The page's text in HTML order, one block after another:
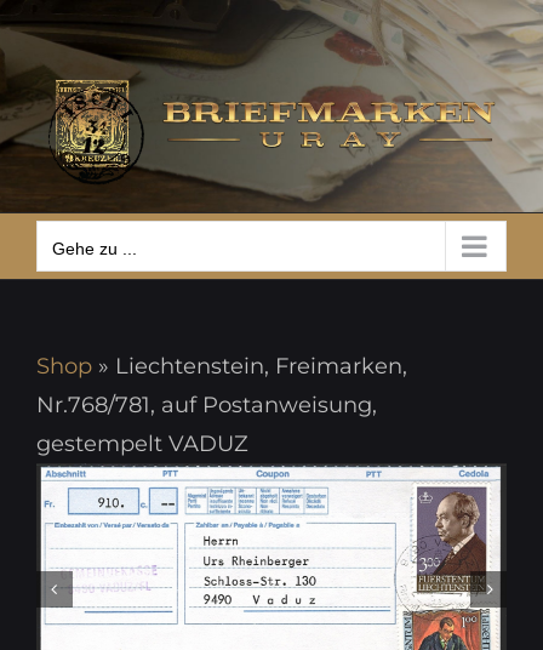
Zum
Inhalt
springen
Gehe zu ...
Gehe zu ...
Shop » Liechtenstein, Freimarken,
Nr.768/781, auf Postanweisung,
gestempelt VADUZ